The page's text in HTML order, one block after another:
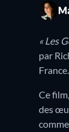
« Les
par
France.
Ce
des